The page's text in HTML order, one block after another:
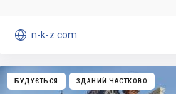
 n-k-z.com
БУДУЄТЬСЯ ЗДАНИЙ ЧАСТКОВО